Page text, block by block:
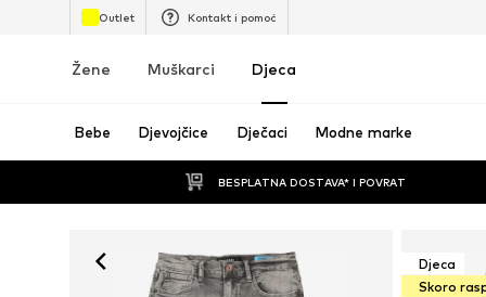
Outlet Kontakt i pomoć
Žene Muškarci Djeca
Bebe Djevojčice Dječaci Modne marke
BESPLATNA DOSTAVA* I POVRAT
Djeca
Skoro